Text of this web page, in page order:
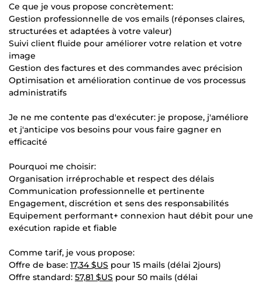
Ce que je vous propose concrètement:
Gestion professionnelle de vos emails (réponses claires,
structurées et adaptées à votre valeur)
Suivi client fluide pour améliorer votre relation et votre
image
Gestion des factures et des commandes avec précision
Optimisation et amélioration continue de vos processus
administratifs
Je ne me contente pas d'exécuter: je propose, j'améliore
et j'anticipe vos besoins pour vous faire gagner en
efficacité
Pourquoi me choisir:
Organisation irréprochable et respect des délais
Communication professionnelle et pertinente
Engagement, discrétion et sens des responsabilités
Equipement performant+ connexion haut débit pour une
exécution rapide et fiable
Comme tarif, je vous propose:
Offre de base: 17,34 $US pour 15 mails (délai 2jours)
Offre standard: 57,81 $US pour 50 mails (délai